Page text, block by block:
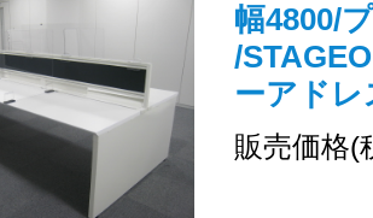
幅4800/
/
ーアド
販売価格(